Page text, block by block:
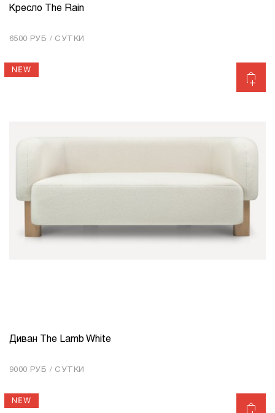
КОЛИЧЕСТВО 1
Кресло The Rain
6500 РУБ / СУТКИ
КОЛИЧЕСТВО 1
Диван The Lamb White
9000 РУБ / СУТКИ